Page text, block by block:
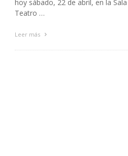
hoy sábado, 22 de abril, en la
Teatro …
Leer más